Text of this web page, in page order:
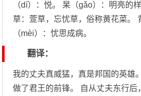
（dí）：悦。 杲（gǎo）：明亮的
草：萱草，忘忧草，俗称黄花菜。
（mèi）：忧思成病。
翻译：
我的丈夫真威猛，真是邦国的英雄
做了君王的前锋。 自从丈夫东行后